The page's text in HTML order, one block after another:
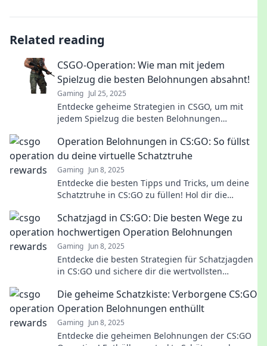
Related reading
CSGO-Operation: Wie man mit jedem
Spielzug die besten Belohnungen absahnt!
Gaming Jul 25, 2025
Entdecke geheime Strategien in CSGO, um mit
jedem Spielzug die besten Belohnungen
Operation Belohnungen in CS:GO: So füllst
du deine virtuelle Schatztruhe
Gaming Jun 8, 2025
Entdecke die besten Tipps und Tricks, um deine
Schatztruhe in CS:GO zu füllen! Hol dir die
Schatzjagd in CS:GO: Die besten Wege zu
hochwertigen Operation Belohnungen
Gaming Jun 8, 2025
Entdecke die besten Strategien für Schatzjagden
in CS:GO und sichere dir die wertvollsten
Die geheime Schatzkiste: Verborgene CS:GO
Operation Belohnungen enthüllt
Gaming Jun 8, 2025
Entdecke die geheimen Belohnungen der CS:GO